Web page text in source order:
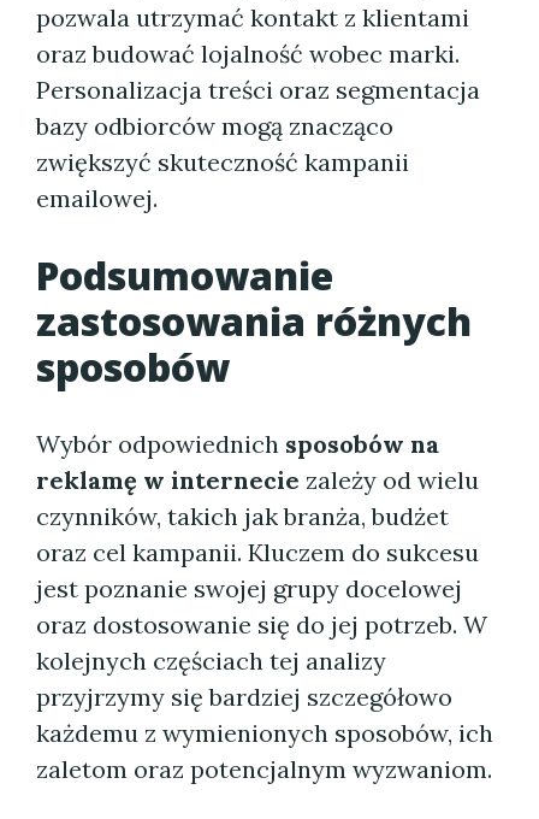
pozwala utrzymać kontakt z klientami
oraz budować lojalność wobec marki.
Personalizacja treści oraz segmentacja
bazy odbiorców mogą znacząco
zwiększyć skuteczność kampanii
emailowej.
Podsumowanie
zastosowania różnych
sposobów
Wybór odpowiednich sposobów na
reklamę w internecie zależy od wielu
czynników, takich jak branża, budżet
oraz cel kampanii. Kluczem do sukcesu
jest poznanie swojej grupy docelowej
oraz dostosowanie się do jej potrzeb. W
kolejnych częściach tej analizy
przyjrzymy się bardziej szczegółowo
każdemu z wymienionych sposobów, ich
zaletom oraz potencjalnym wyzwaniom.